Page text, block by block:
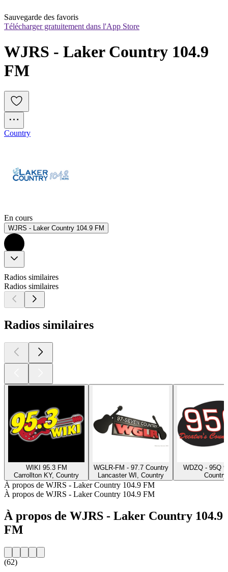
Sauvegarde des favoris
Télécharger gratuitement dans l'App Store
WJRS - Laker Country 104.9
FM
Country
En cours
WJRS - Laker Country 104.9 FM
Radios similaires
Radios similaires
Radios similaires
WIKI 95.3 FM
Carrollton KY, Country
WGLR-FM - 97.7 Country
Lancaster WI, Country
WDZQ - 95Q
Country
À propos de WJRS - Laker Country 104.9 FM
À propos de WJRS - Laker Country 104.9 FM
À propos de WJRS - Laker Country 104.9
FM
(62)